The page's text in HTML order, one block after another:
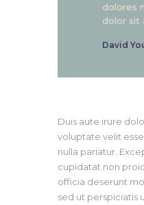
dolores
dolor sit
David
Duis aute irure
voluptate velit
nulla pariatur.
cupidatat non
officia deserunt
sed ut perspiciatis